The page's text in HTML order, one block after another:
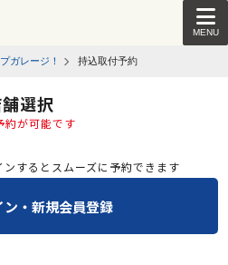
MENU
ガレージ！ 持込取付予約
選択
約が可能です
するとスムーズに予約できます
ン・新規会員登録